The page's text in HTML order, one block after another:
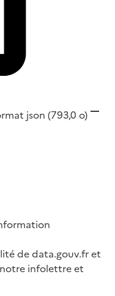
json (793,0 o)
de data.gouv.fr et
notre infolettre et